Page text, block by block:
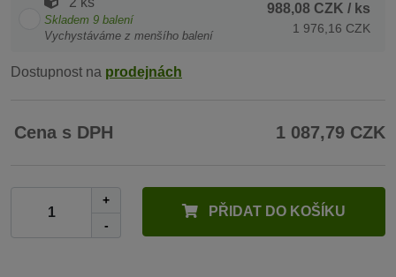
Skladem 9 balení
Vychystáváme z menšího balení
988,08 CZK / ks
1 976,16 CZK
Dostupnost na prodejnách
Cena s DPH 1 087,79 CZK
+
-
PŘIDAT DO KOŠÍKU